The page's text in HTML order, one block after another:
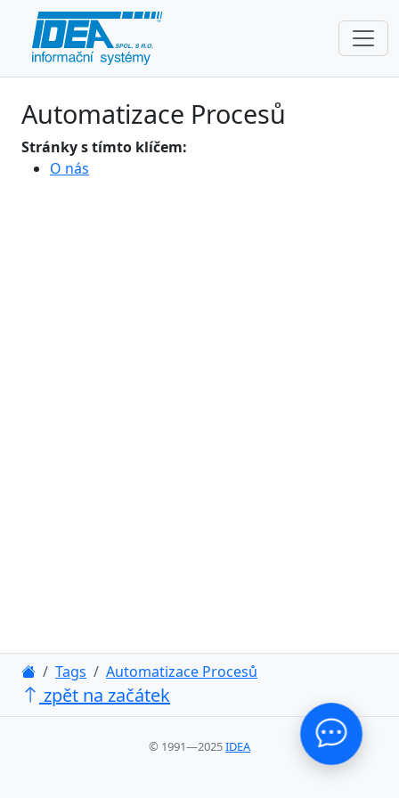
Automatizace Procesů
Stránky s tímto klíčem:
O nás
Tags Automatizace Procesů
zpět na začátek
© 1991—2025IDEA